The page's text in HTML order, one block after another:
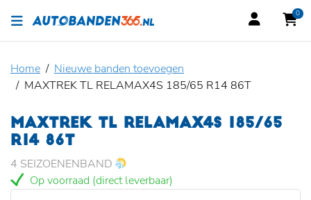
0
Home
Nieuwe banden toevoegen
MAXTREK TL RELAMAX4S 185/65 R14 86T
MAXTREK TL RELAMAX4S 185/65
R14 86T
4 SEIZOENENBAND
Op voorraad (direct leverbaar)